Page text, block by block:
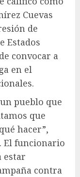
Cuevas
de
Estados
convocar a
en el
pueblo que
que
hacer”,
El funcionario
estar
contra